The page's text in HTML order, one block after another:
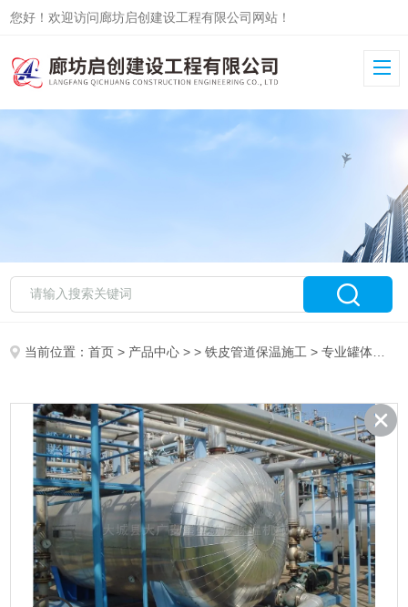
您好！欢迎访问廊坊启创建设工程有限公司网站！
当前位置：首页 > 产品中心 > >铁皮管道保温施工 > 专业罐体岩棉保温施工